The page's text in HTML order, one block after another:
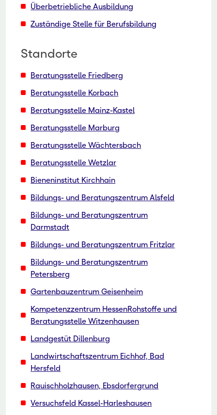
Überbetriebliche Ausbildung
Zuständige Stelle für Berufsbildung
Standorte
Beratungsstelle Friedberg
Beratungsstelle Korbach
Beratungsstelle Mainz-Kastel
Beratungsstelle Marburg
Beratungsstelle Wächtersbach
Beratungsstelle Wetzlar
Bieneninstitut Kirchhain
Bildungs- und Beratungszentrum Alsfeld
Bildungs- und Beratungszentrum
Darmstadt
Bildungs- und Beratungszentrum Fritzlar
Bildungs- und Beratungszentrum
Petersberg
Gartenbauzentrum Geisenheim
Kompetenzzentrum HessenRohstoffe und
Beratungsstelle Witzenhausen
Landgestüt Dillenburg
Landwirtschaftszentrum Eichhof, Bad
Hersfeld
Rauischholzhausen, Ebsdorfergrund
Versuchsfeld Kassel-Harleshausen